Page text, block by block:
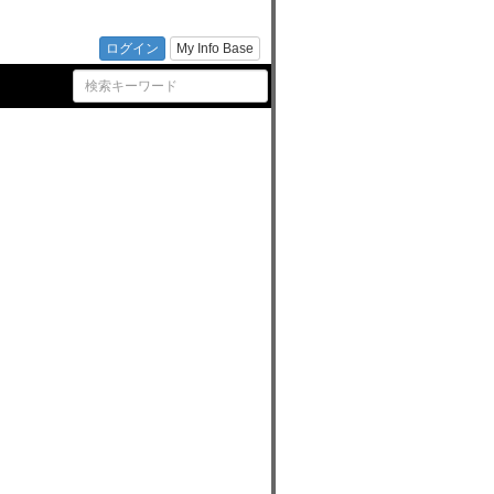
ログイン My Info Base
じ